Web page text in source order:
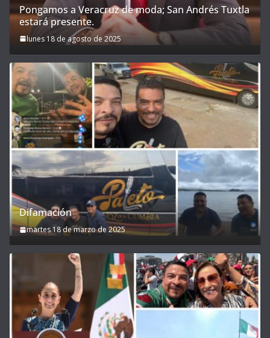
Pongamos a Veracruz de moda; San Andrés Tuxtla
estará presente.
lunes 18 de agosto de 2025
Difamación
martes 18 de marzo de 2025